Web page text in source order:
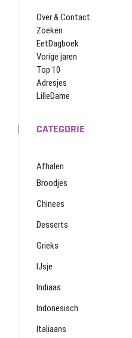
Over & Contact
Zoeken
EetDagboek
Vorige jaren
Top 10
Adresjes
LilleDame
CATEGORIE
Afhalen
Broodjes
Chinees
Desserts
Grieks
IJsje
Indiaas
Indonesisch
Italiaans